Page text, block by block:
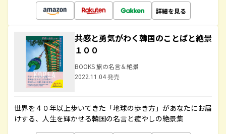
詳細を見る
共感と勇気がわく韓国のことばと絶景
１００
BOOKS 旅の名言＆絶景
2022.11.04 発売
世界を４０年以上歩いてきた「地球の歩き方」があなたにお届
けする、人生を輝かせる韓国の名言と癒やしの絶景集